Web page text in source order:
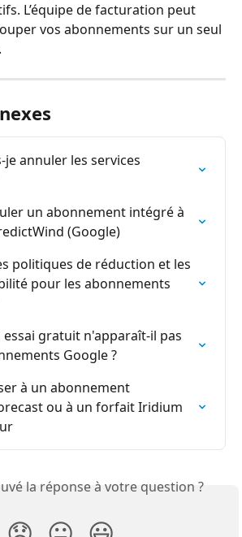
L’équipe de facturation peut
vos abonnements sur un seul
annuler les services
un abonnement intégré à
(Google)
politiques de réduction et les
pour les abonnements
gratuit n'apparaît-il pas
Google ?
à un abonnement
ou à un forfait Iridium
la réponse à votre question ?